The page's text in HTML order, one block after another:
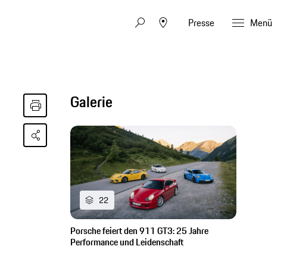
Presse Menü
Galerie
22
Porsche feiert den 911 GT3: 25 Jahre
Performance und Leidenschaft